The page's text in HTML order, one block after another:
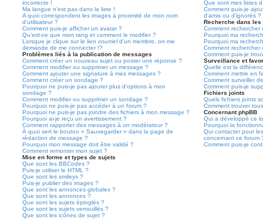
incorrecte !
Ma langue n’est pas dans la liste !
A quoi correspondent les images à proximité de mon nom
d’utilisateur ?
Comment puis-je afficher un avatar ?
Qu’est-ce que mon rang et comment le modifier ?
Lorsque je clique sur le lien courrield’un membre, on me
demande de me connecter !?
Problèmes liés à la publication de messages
Comment créer un nouveau sujet ou poster une réponse ?
Comment modifier ou supprimer un message ?
Comment ajouter une signature à mes messages ?
Comment créer un sondage ?
Pourquoi ne puis-je pas ajouter plus d’options à mon
sondage ?
Comment modifier ou supprimer un sondage ?
Pourquoi ne puis-je pas accéder à un forum ?
Pourquoi ne puis-je pas joindre des fichiers à mon message ?
Pourquoi ai-je reçu un avertissement ?
Comment rapporter des messages à un modérateur ?
À quoi sert le bouton « Sauvegarder » dans la page de
rédaction de message ?
Pourquoi mon message doit être validé ?
Comment remonter mon sujet ?
Mise en forme et types de sujets
Que sont les BBCodes ?
Puis-je utiliser le HTML ?
Que sont les smileys ?
Puis-je publier des images ?
Que sont les annonces globales ?
Que sont les annonces ?
Que sont les sujets épinglés ?
Que sont les sujets verrouillés ?
Que sont les icônes de sujet ?
Que sont mes listes
Comment puis-je
d’amis ou d’ignorés ?
Recherche dans les
Comment rechercher
Pourquoi ma
Pourquoi ma
Comment rechercher
Comment puis-je
Surveillance et
Quelle est la
Comment mettre en
Comment surveiller
Comment puis-je
Fichiers joints
Quels fichiers joints
Comment trouver
Concernant phpBB
Qui a développé ce
Pourquoi la
Qui contacter pour
concernant ce forum
Comment puis-je